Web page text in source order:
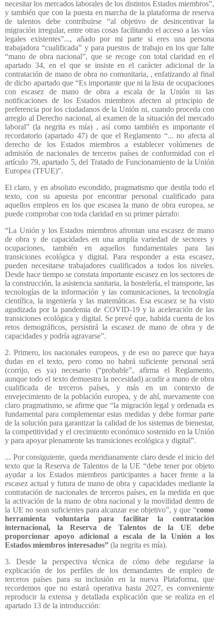
necesitar los mercados laborales de los distintos Estados miembros”,
y también que con la puesta en marcha de la plataforma de reserva
de talentos debe contribuirse “al objetivo de desincentivar la
migración irregular, entre otras cosas facilitando el acceso a las vías
legales existentes”..., añado por mi parte si eres una persona
trabajadora “cualificada” y para puestos de trabajo en los que falte
“mano de obra nacional”, que se recoge con total claridad en el
apartado 34, en el que se insiste en el carácter adicional de la
contratación de mano de obra no comunitaria, , enfatizando al final
de dicho apartado que “Es importante que ni la lista de ocupaciones
con escasez de mano de obra a escala de la Unión ni las
notificaciones de los Estados miembros afecten al principio de
preferencia por los ciudadanos de la Unión ni, cuando proceda con
arreglo al Derecho nacional, al examen de la situación del mercado
laboral” (la negrita es mía) , así como también es importante el
recordatorio (apartado 47) de que el Reglamento “... no afecta al
derecho de los Estados miembros a establecer volúmenes de
admisión de nacionales de terceros países de conformidad con el
artículo 79, apartado 5, del Tratado de Funcionamiento de la Unión
Europea (TFUE)”.
El claro, y en absoluto escondido, pragmatismo que destila todo el
texto, con su apuesta por encontrar personal cualificado para
aquellos empleos en los que escasea la mano de obra europea, se
puede comprobar con toda claridad en su primer párrafo:
“La Unión y los Estados miembros afrontan una escasez de mano
de obra y de capacidades en una amplia variedad de sectores y
ocupaciones, también en aquellos fundamentales para las
transiciones ecológica y digital. Para responder a esta escasez,
pueden necesitarse trabajadores cualificados a todos los niveles.
Desde hace tiempo se constata importante escasez en los sectores de
la construcción, la asistencia sanitaria, la hostelería, el transporte, las
tecnologías de la información y las comunicaciones, la tecnología
científica, la ingeniería y las matemáticas. Esa escasez se ha visto
agudizada por la pandemia de COVID-19 y la aceleración de las
transiciones ecológica y digital. Se prevé que, habida cuenta de los
retos demográficos, persistirá la escasez de mano de obra y de
capacidades y podría agravarse”.
2. Primero, los nacionales europeos, y de eso no parece que haya
dudas en el texto, pero como no habrá suficiente personal será
(corrijo, es ya) necesario (“probable”, afirma el Reglamento,
aunque todo el texto demuestra la necesidad) acudir a mano de obra
cualificada de terceros países, y más en un contexto de
envejecimiento de la población europea, y de ahí, nuevamente con
claro pragmatismo, se afirme que “la migración legal y ordenada es
fundamental para complementar estas medidas y debe formar parte
de la solución para garantizar la calidad de los sistemas de bienestar,
la competitividad y el crecimiento económico sostenido en la Unión
y para apoyar plenamente las transiciones ecológica y digital”.
... Por consiguiente, queda meridianamente claro desde el inicio del
texto que la Reserva de Talentos de la UE “debe tener por objeto
ayudar a los Estados miembros participantes a hacer frente a la
escasez actual y futura de mano de obra y capacidades mediante la
contratación de nacionales de terceros países, en la medida en que
la activación de la mano de obra nacional y la movilidad dentro de
la UE no sean suficientes para alcanzar ese objetivo”, y que “como
herramienta voluntaria para facilitar la contratación
internacional, la Reserva de Talentos de la UE debe
proporcionar apoyo adicional a escala de la Unión a los
Estados miembros interesados” (la negrita es mía).
3. Desde la perspectiva técnica de cómo debe regularse la
explicación de los perfiles de los demandantes de empleo de
terceros países para su inclusión en la nueva Plataforma, que
recordemos que no estará operativa hasta 2027, es conveniente
reproducir la extensa y detallada explicación que se realiza en el
apartado 13 de la introducción: